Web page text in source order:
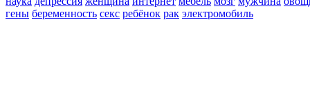
гены беременность секс ребёнок рак электромобиль